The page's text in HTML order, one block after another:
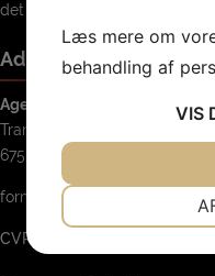
det sociale samvær.
Adresse
Agerbæk SF
Tranebærvej 44
6753 Agerbæk
formand@agerbaek-sf.dk
CVR.: 33923716
Læs mere om
behandling af
VIS